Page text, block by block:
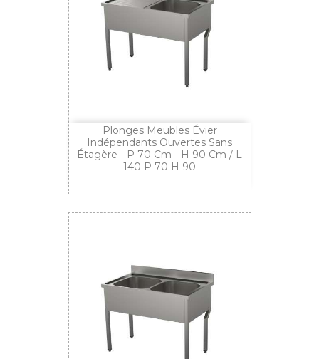
Plonges Meubles Évier
Indépendants Ouvertes Sans
Étagère - P 70 Cm - H 90 Cm / L
140 P 70 H 90